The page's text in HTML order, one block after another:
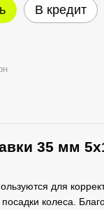
В кредит
35 мм
для
колеса.